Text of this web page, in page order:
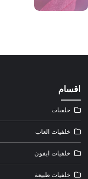
اقسام
خلفيات
خلفيات العاب
خلفيات ايفون
خلفيات طبيعة